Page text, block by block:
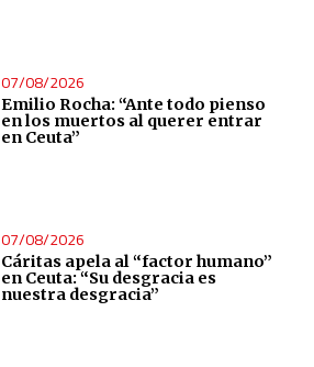
07/08/2026
Emilio Rocha: “Ante todo pienso
en los muertos al querer entrar
en Ceuta”
07/08/2026
Cáritas apela al “factor humano”
en Ceuta: “Su desgracia es
nuestra desgracia”